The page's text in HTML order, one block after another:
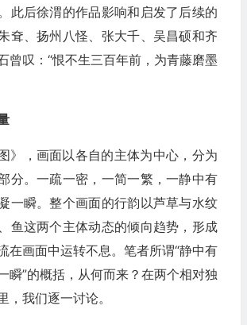
此后徐渭的作品影响和启发了后续的
耷、扬州八怪、张大千、吴昌硕和齐
曾叹：“恨不生三百年前，为青藤磨墨
》，画面以各自的主体为中心，分为
分。一疏一密，一简一繁，一静中有
一瞬。整个画面的行韵以芦草与水纹
鱼这两个主体动态的倾向趋势，形成
在画面中运转不息。笔者所谓“静中有
瞬”的概括，从何而来？在两个相对独
，我们逐一讨论。